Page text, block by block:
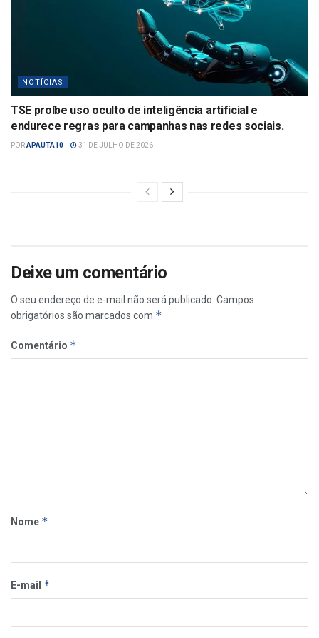
NOTÍCIAS
TSE proíbe uso oculto de inteligência artificial e
endurece regras para campanhas nas redes sociais.
PORAPAUTA10 31 DE JULHO DE 2026
Deixe um comentário
O seu endereço de e-mail não será publicado. Campos
obrigatórios são marcados com *
Comentário *
Nome *
E-mail *